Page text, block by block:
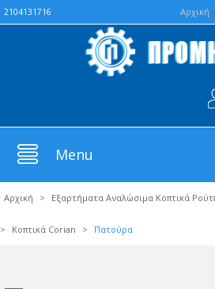
Aρχική
2104131716
Menu
Αρχική > Εξαρτήματα Αναλώσιμα Κοπτικά
> Κοπτικά Corian > Πατούρα